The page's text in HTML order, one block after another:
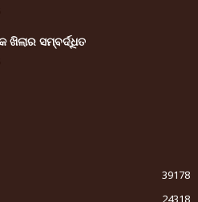
ସମ୍ବର୍ଦ୍ଧିତ
39178
24318